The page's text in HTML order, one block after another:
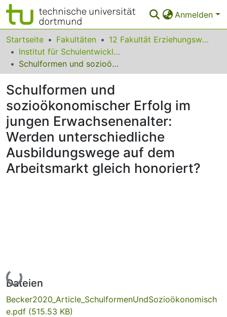
Anmelden
Bereiche & Sammlungen
Das gesamte Repositorium
Leitlinien
Zurück zur Startseite
Startseite Fakultäten
12 Fakultät Erziehungswissenschaft, Psychologie und Bildungsforschung
Institut für Schulentwicklungsforschung
Schulformen und sozioökonomischer Erfolg im jungen Erwachsenenalter: Werden unterschiedliche Ausbildungswege auf dem Arbeitsmarkt gleich honoriert?
Schulformen und
sozioökonomischer Erfolg im
jungen Erwachsenenalter:
Werden unterschiedliche
Ausbildungswege auf dem
Arbeitsmarkt gleich honoriert?
Lade...
Dateien
Becker2020_Article_SchulformenUndSozioökonomisch
e.pdf (515.53 KB)